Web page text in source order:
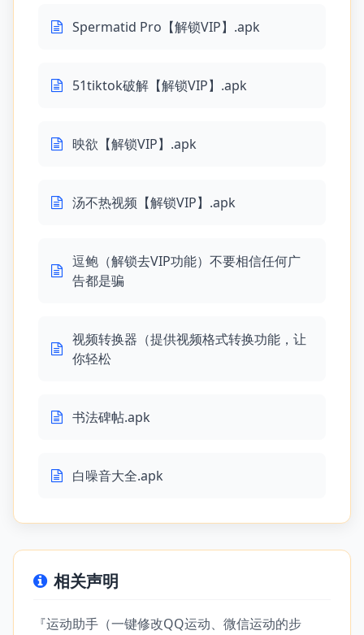
Spermatid Pro【解锁VIP】.apk
51tiktok破解【解锁VIP】.apk
映欲【解锁VIP】.apk
汤不热视频【解锁VIP】.apk
逗鲍（解锁去VIP功能）不要相信任何广
告都是骗
视频转换器（提供视频格式转换功能，让
你轻松
书法碑帖.apk
白噪音大全.apk
相关声明
『运动助手（一键修改QQ运动、微信运动的步